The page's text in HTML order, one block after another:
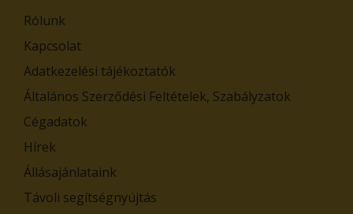
Rólunk
Kapcsolat
Adatkezelési tájékoztatók
Általános Szerződési Feltételek, Szabályzatok
Cégadatok
Hírek
Állásajánlataink
Távoli segítségnyújtás